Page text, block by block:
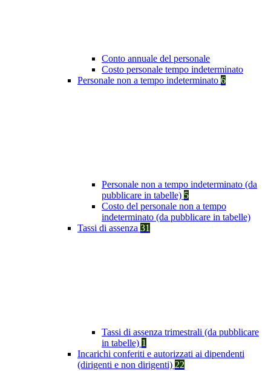
Conto annuale del personale
Costo personale tempo indeterminato
Personale non a tempo indeterminato 6
Personale non a tempo indeterminato (da
pubblicare in tabelle) 5
Costo del personale non a tempo
indeterminato (da pubblicare in tabelle)
Tassi di assenza 31
Tassi di assenza trimestrali (da pubblicare
in tabelle) 1
Incarichi conferiti e autorizzati ai dipendenti
(dirigenti e non dirigenti) 22